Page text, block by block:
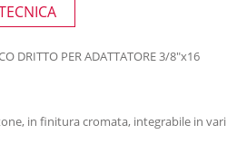
DRITTO PER ADATTATORE 3/8"x16
in finitura cromata, integrabile in